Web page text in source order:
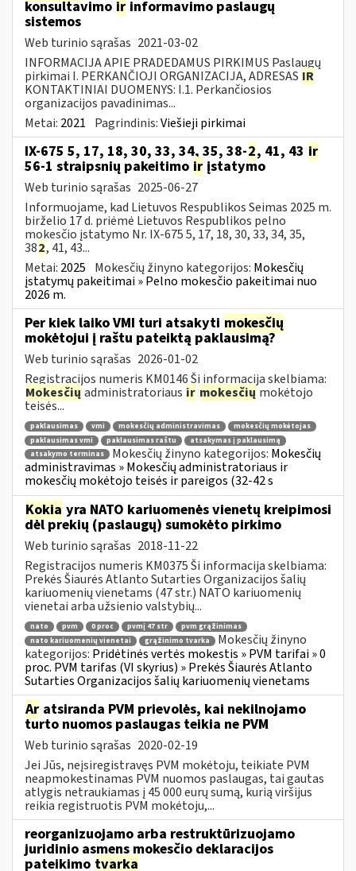
konsultavimo ir informavimo paslaugų
sistemos
Web turinio sąrašas 2021-03-02
INFORMACIJA APIE PRADEDAMUS PIRKIMUS Paslaugų
pirkimai I. PERKANČIOJI ORGANIZACIJA, ADRESAS IR
KONTAKTINIAI DUOMENYS: I.1. Perkančiosios
organizacijos pavadinimas...
Metai: 2021 Pagrindinis:Viešieji pirkimai
IX-675 5, 17, 18, 30, 33, 34, 35, 38-2, 41, 43 ir
56-1 straipsnių pakeitimo ir įstatymo
Web turinio sąrašas 2025-06-27
Informuojame, kad Lietuvos Respublikos Seimas 2025 m.
birželio 17 d. priėmė Lietuvos Respublikos pelno
mokesčio įstatymo Nr. IX-675 5, 17, 18, 30, 33, 34, 35,
382, 41, 43...
Metai: 2025 Mokesčių žinyno kategorijos: Mokesčių
įstatymų pakeitimai » Pelno mokesčio pakeitimai nuo
2026 m.
Per kiek laiko VMI turi atsakyti mokesčių
mokėtojui į raštu pateiktą paklausimą?
Web turinio sąrašas 2026-01-02
Registracijos numeris KM0146 Ši informacija skelbiama:
Mokesčių administratoriaus ir mokesčių mokėtojo
teisės...
paklausimas vmi mokesčių administravimas
mokesčių mokėtojas
paklausimas vmi
paklausimas raštu
atsakymas į paklausimą
atsakymo terminas
Mokesčių žinyno kategorijos: Mokesčių
administravimas » Mokesčių administratoriaus ir
mokesčių mokėtojo teisės ir pareigos (32-42 s
Kokia yra NATO kariuomenės vienetų kreipimosi
dėl prekių (paslaugų) sumokėto pirkimo
Web turinio sąrašas 2018-11-22
Registracijos numeris KM0375 Ši informacija skelbiama:
Prekės Šiaurės Atlanto Sutarties Organizacijos šalių
kariuomenių vienetams (47 str.) NATO kariuomenių
vienetai arba užsienio valstybių...
nato pvm 0 proc pvmį 47 str
pvm grąžinimas
nato kariuomenių vienetai
grąžinimo tvarka
Mokesčių žinyno
kategorijos: Pridėtinės vertės mokestis » PVM tarifai » 0
proc. PVM tarifas (VI skyrius) » Prekės Šiaurės Atlanto
Sutarties Organizacijos šalių kariuomenių vienetams
Ar atsiranda PVM prievolės, kai nekilnojamo
turto nuomos paslaugas teikia ne PVM
Web turinio sąrašas 2020-02-19
Jei Jūs, neįsiregistravęs PVM mokėtoju, teikiate PVM
neapmokestinamas PVM nuomos paslaugas, tai gautas
atlygis netraukiamas į 45 000 eurų sumą, kurią viršijus
reikia registruotis PVM mokėtoju,...
reorganizuojamo arba restruktūrizuojamo
juridinio asmens mokesčio deklaracijos
pateikimo tvarka